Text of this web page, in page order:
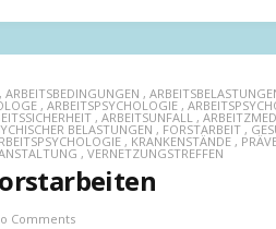
, ARBEITSBEDINGUNGEN ,
, ARBEITSPSYCHOLOGIE ,
, ARBEITSUNFALL ,
BELASTUNGEN , FORSTARBEIT ,
, KRANKENSTÄNDE ,
, VERNETZUNGSTREFFEN
Comments